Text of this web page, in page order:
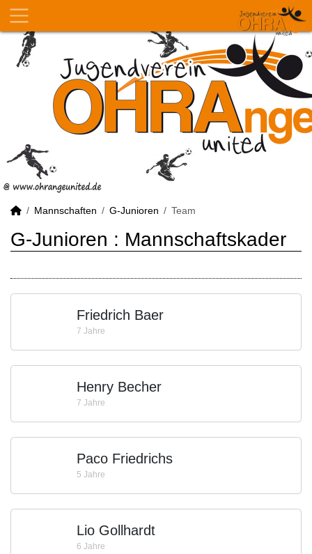
Mannschaften G-Junioren Team
G-Junioren : Mannschaftskader
Friedrich Baer
7 Jahre
Henry Becher
7 Jahre
Paco Friedrichs
5 Jahre
Lio Gollhardt
6 Jahre